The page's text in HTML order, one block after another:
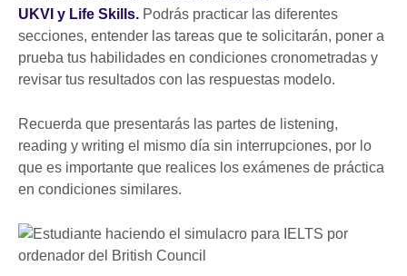
UKVI y Life Skills. Podrás practicar las diferentes
secciones, entender las tareas que te solicitarán, poner a
prueba tus habilidades en condiciones cronometradas y
revisar tus resultados con las respuestas modelo.
Recuerda que presentarás las partes de listening,
reading y writing el mismo día sin interrupciones, por lo
que es importante que realices los exámenes de práctica
en condiciones similares.